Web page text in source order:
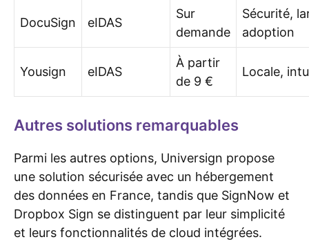
DocuSign eIDAS
Sur
demande
Sécurité,
adoption
Yousign eIDAS
À partir
de 9 €
Locale,
Autres solutions remarquables
Parmi les autres options, Universign propose
une solution sécurisée avec un hébergement
des données en France, tandis que SignNow et
Dropbox Sign se distinguent par leur simplicité
et leurs fonctionnalités de cloud intégrées.